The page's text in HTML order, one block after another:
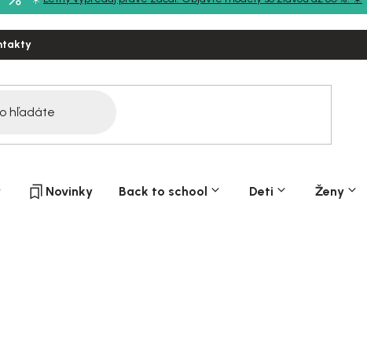
Novinky Back to school Deti Ženy